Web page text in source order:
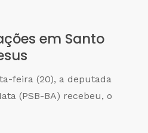
em Santo
feira (20), a deputada
(PSB-BA) recebeu, o